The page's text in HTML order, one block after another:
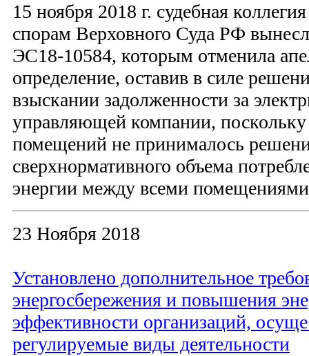
15 ноября 2018 г. судебная
спорам Верховного Суда РФ
ЭС18-10584, которым отменила
определение, оставив в силе
взыскании задолженности за
управляющей компании,
помещений не принималось
сверхнормативного объема
энергии между всеми
23 Ноября 2018
Установлено дополнительное
энергосбережения и повышения
эффективности организаций,
регулируемые виды деятельности